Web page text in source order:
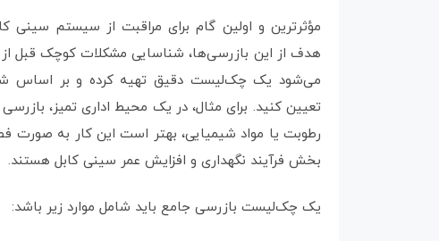
مؤثرترین و اولین گام برای مراقبت از سیستم سینی
هدف از این بازرسی‌ها، شناسایی مشکلات کوچک قبل
می‌شود یک چک‌لیست دقیق تهیه کرده و بر اساس
تعیین کنید. برای مثال، در یک محیط اداری تمیز،
رطوبت یا مواد شیمیایی، بهتر است این کار به
بخش فرآیند نگهداری و افزایش عمر سینی کابل هستند.
یک چک‌لیست بازرسی جامع باید شامل موارد زیر باشد: